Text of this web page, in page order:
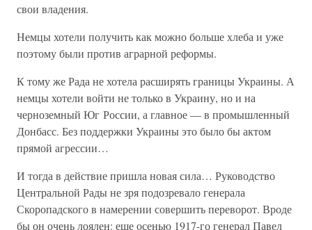
свои владения.
Немцы хотели получить как можно больше хлеба и уже
поэтому были против аграрной реформы.
К тому же Рада не хотела расширять границы Украины. А
немцы хотели войти не только в Украину, но и на
черноземный Юг России, а главное — в промышленный
Донбасс. Без поддержки Украины это было бы актом
прямой агрессии…
И тогда в действие пришла новая сила… Руководство
Центральной Рады не зря подозревало генерала
Скоропадского в намерении совершить переворот. Вроде
бы он очень лоялен: еще осенью 1917-го генерал Павел